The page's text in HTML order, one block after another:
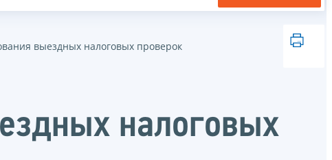
выездных налоговых проверок
налоговых